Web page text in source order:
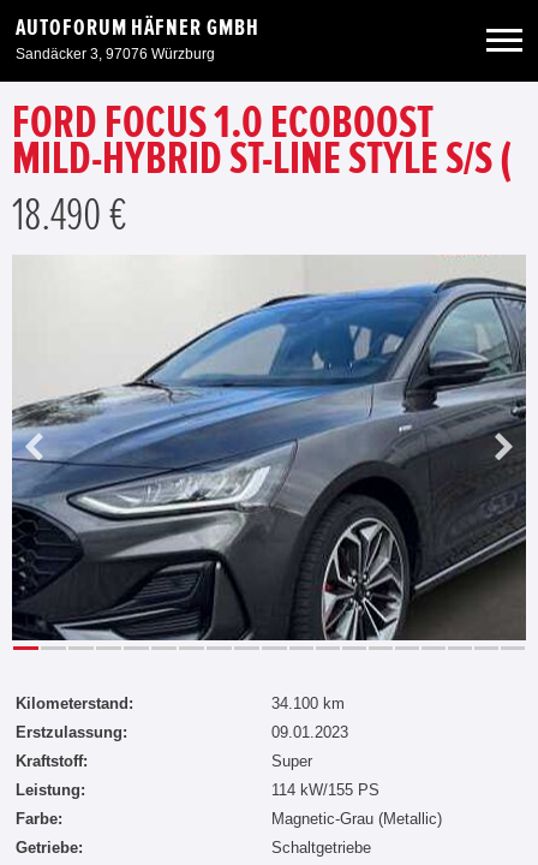
AUTOFORUM HÄFNER GMBH
Sandäcker 3, 97076 Würzburg
Neuwagen
Unser Autohaus
FORD FOCUS 1.0 ECOBOOST
MILD-HYBRID ST-LINE STYLE S/S (
18.490 €
Kilometerstand:
34.100 km
Erstzulassung:
09.01.2023
Kraftstoff:
Super
Leistung:
114 kW/155 PS
Farbe:
Magnetic-Grau (Metallic)
Getriebe:
Schaltgetriebe